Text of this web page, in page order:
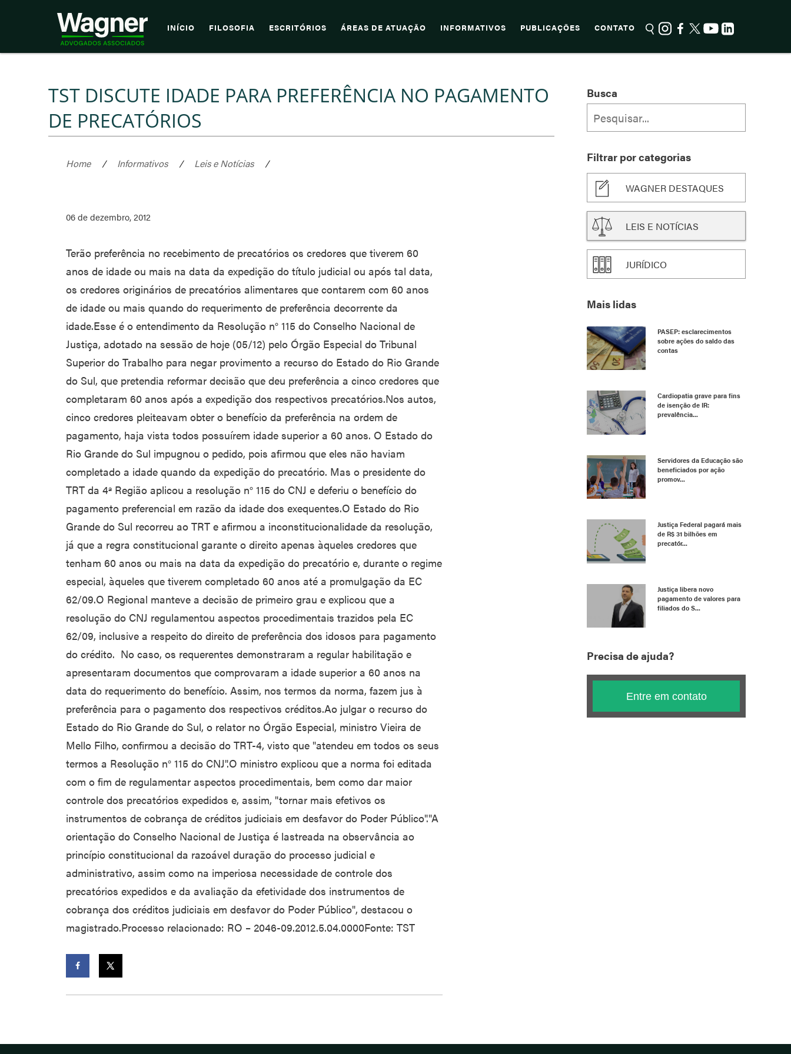
INÍCIO FILOSOFIA ESCRITÓRIOS ÁREAS DE ATUAÇÃO INFORMATIVOS PUBLICAÇÕES CONTATO
TST DISCUTE IDADE PARA PREFERÊNCIA NO PAGAMENTO
DE PRECATÓRIOS
Home / Informativos / Leis e Notícias /
06 de dezembro, 2012
Terão preferência no recebimento de precatórios os credores que tiverem 60
anos de idade ou mais na data da expedição do título judicial ou após tal data,
os credores originários de precatórios alimentares que contarem com 60 anos
de idade ou mais quando do requerimento de preferência decorrente da
idade.Esse é o entendimento da Resolução n° 115 do Conselho Nacional de
Justiça, adotado na sessão de hoje (05/12) pelo Órgão Especial do Tribunal
Superior do Trabalho para negar provimento a recurso do Estado do Rio Grande
do Sul, que pretendia reformar decisão que deu preferência a cinco credores que
completaram 60 anos após a expedição dos respectivos precatórios.Nos autos,
cinco credores pleiteavam obter o benefício da preferência na ordem de
pagamento, haja vista todos possuírem idade superior a 60 anos. O Estado do
Rio Grande do Sul impugnou o pedido, pois afirmou que eles não haviam
completado a idade quando da expedição do precatório. Mas o presidente do
TRT da 4ª Região aplicou a resolução n° 115 do CNJ e deferiu o benefício do
pagamento preferencial em razão da idade dos exequentes.O Estado do Rio
Grande do Sul recorreu ao TRT e afirmou a inconstitucionalidade da resolução,
já que a regra constitucional garante o direito apenas àqueles credores que
tenham 60 anos ou mais na data da expedição do precatório e, durante o regime
especial, àqueles que tiverem completado 60 anos até a promulgação da EC
62/09.O Regional manteve a decisão de primeiro grau e explicou que a
resolução do CNJ regulamentou aspectos procedimentais trazidos pela EC
62/09, inclusive a respeito do direito de preferência dos idosos para pagamento
do crédito. No caso, os requerentes demonstraram a regular habilitação e
apresentaram documentos que comprovaram a idade superior a 60 anos na
data do requerimento do benefício. Assim, nos termos da norma, fazem jus à
preferência para o pagamento dos respectivos créditos.Ao julgar o recurso do
Estado do Rio Grande do Sul, o relator no Órgão Especial, ministro Vieira de
Mello Filho, confirmou a decisão do TRT-4, visto que "atendeu em todos os seus
termos a Resolução n° 115 do CNJ".O ministro explicou que a norma foi editada
com o fim de regulamentar aspectos procedimentais, bem como dar maior
controle dos precatórios expedidos e, assim, "tornar mais efetivos os
instrumentos de cobrança de créditos judiciais em desfavor do Poder Público"."A
orientação do Conselho Nacional de Justiça é lastreada na observância ao
princípio constitucional da razoável duração do processo judicial e
administrativo, assim como na imperiosa necessidade de controle dos
precatórios expedidos e da avaliação da efetividade dos instrumentos de
cobrança dos créditos judiciais em desfavor do Poder Público", destacou o
magistrado.Processo relacionado: RO – 2046-09.2012.5.04.0000Fonte: TST
Busca
Filtrar por categorias
WAGNER DESTAQUES
LEIS E NOTÍCIAS
JURÍDICO
Mais lidas
PASEP: esclarecimentos
sobre ações do saldo das
contas
Cardiopatia grave para fins
de isenção de IR:
prevalência...
Servidores da Educação são
beneficiados por ação
promov...
Justiça Federal pagará mais
de R$ 31 bilhões em
precatór...
Justiça libera novo
pagamento de valores para
filiados do S...
Precisa de ajuda?
Entre em contato